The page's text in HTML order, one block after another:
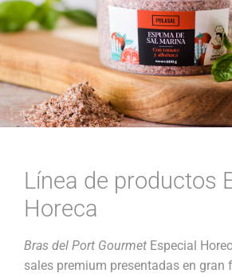
Línea de productos
Horeca
Bras del Port Gourmet Especial
sales premium presentadas en gran